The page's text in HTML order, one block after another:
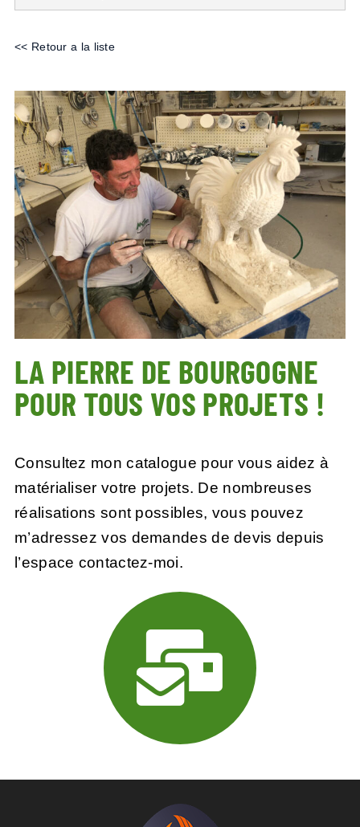
<< Retour a la liste
LA PIERRE DE BOURGOGNE
POUR TOUS VOS PROJETS !
Consultez mon catalogue pour vous aidez à
matérialiser votre projets. De nombreuses
réalisations sont possibles, vous pouvez
m’adressez vos demandes de devis depuis
l’espace contactez-moi.